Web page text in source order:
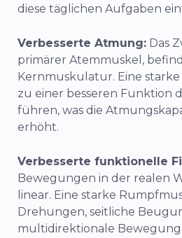
diese täglichen Aufgaben
Verbesserte Atmung: Das
primärer Atemmuskel,
Kernmuskulatur. Eine
zu einer besseren Funktion
führen, was die
erhöht.
Verbesserte funktionelle
Bewegungen in der realen
linear. Eine starke
Drehungen, seitliche
multidirektionale